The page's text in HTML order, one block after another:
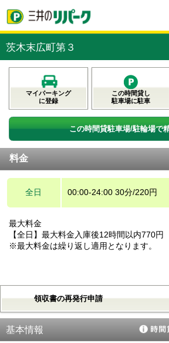
茨木末広町第３
マイパーキング
に登録
この時間貸し
駐車場に駐車
この時間貸駐車場/駐輪場で
料金
全日 00:00-24:00 30分/220円
最大料金
【全日】最大料金入庫後12時間以内770円
※最大料金は繰り返し適用となります。
領収書の再発行申請
基本情報